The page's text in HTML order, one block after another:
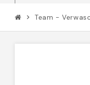
chevron_right Team -